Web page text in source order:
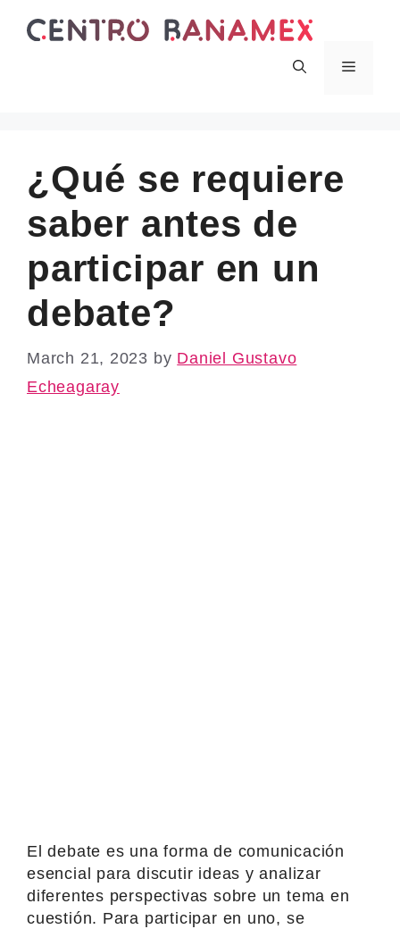
Menu
¿Qué se requiere
saber antes de
participar en un
debate?
March 21, 2023 by Daniel Gustavo
Echeagaray
El debate es una forma de comunicación
esencial para discutir ideas y analizar
diferentes perspectivas sobre un tema en
cuestión. Para participar en uno, se